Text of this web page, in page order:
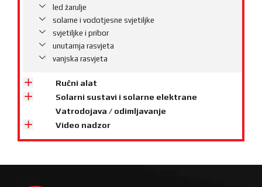
led žarulje
solarne i vodotjesne svjetiljke
svjetiljke i pribor
unutarnja rasvjeta
vanjska rasvjeta
Ručni alat
Solarni sustavi i solarne elektrane
Vatrodojava / odimljavanje
Video nadzor